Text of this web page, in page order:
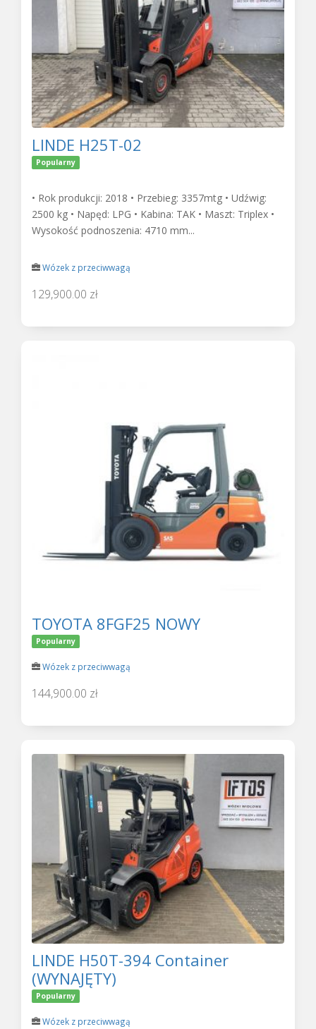
LINDE H25T-02
Popularny
• Rok produkcji: 2018 • Przebieg: 3357mtg • Udźwig:
2500 kg • Napęd: LPG • Kabina: TAK • Maszt: Triplex •
Wysokość podnoszenia: 4710 mm...
Wózek z przeciwwagą
129,900.00 zł
TOYOTA 8FGF25 NOWY
Popularny
Wózek z przeciwwagą
144,900.00 zł
LINDE H50T-394 Container
(WYNAJĘTY)
Popularny
Wózek z przeciwwagą